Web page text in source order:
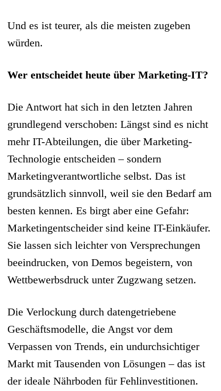
Und es ist teurer, als die meisten zugeben
würden.
Wer entscheidet heute über Marketing-IT?
Die Antwort hat sich in den letzten Jahren
grundlegend verschoben: Längst sind es nicht
mehr IT-Abteilungen, die über Marketing-
Technologie entscheiden – sondern
Marketingverantwortliche selbst. Das ist
grundsätzlich sinnvoll, weil sie den Bedarf am
besten kennen. Es birgt aber eine Gefahr:
Marketingentscheider sind keine IT-Einkäufer.
Sie lassen sich leichter von Versprechungen
beeindrucken, von Demos begeistern, von
Wettbewerbsdruck unter Zugzwang setzen.
Die Verlockung durch datengetriebene
Geschäftsmodelle, die Angst vor dem
Verpassen von Trends, ein undurchsichtiger
Markt mit Tausenden von Lösungen – das ist
der ideale Nährboden für Fehlinvestitionen.